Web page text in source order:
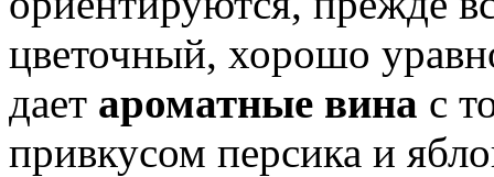
цветочный, хорошо
дает ароматные вина с
привкусом персика и